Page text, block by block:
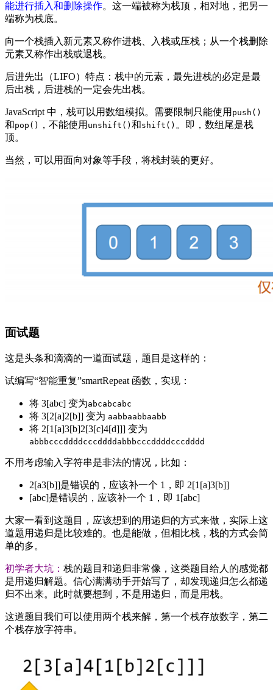
能进行插入和删除操作。这一端被称为栈顶，相对地，把另一
端称为栈底。
向一个栈插入新元素又称作进栈、入栈或压栈；从一个栈删除
元素又称作出栈或退栈。
后进先出（LIFO）特点：栈中的元素，最先进栈的必定是最
后出栈，后进栈的一定会先出栈。
JavaScript 中，栈可以用数组模拟。需要限制只能使用 push()
和pop() ，不能使用 unshift() 和shift() 。即，数组尾是栈
顶。
当然，可以用面向对象等手段，将栈封装的更好。
面试题
这是头条和滴滴的一道面试题，题目是这样的：
试编写“智能重复”smartRepeat 函数，实现：
将 3[abc] 变为abcabcabc
将 3[2[a]2[b]] 变为 aabbaabbaabb
将 2[1[a]3[b]2[3[c]4[d]]] 变为
abbbcccddddcccddddabbbcccddddcccdddd
不用考虑输入字符串是非法的情况，比如：
2[a3[b]]是错误的，应该补一个 1，即 2[1[a]3[b]]
[abc]是错误的，应该补一个 1，即 1[abc]
大家一看到这题目，应该想到的用递归的方式来做，实际上这
道题用递归是比较难的。也是能做，但相比栈，栈的方式会简
单的多。
初学者大坑： 栈的题目和递归非常像，这类题目给人的感觉都
是用递归解题。信心满满动手开始写了，却发现递归怎么都递
归不出来。此时就要想到，不是用递归，而是用栈。
这道题目我们可以使用两个栈来解，第一个栈存放数字，第二
个栈存放字符串。